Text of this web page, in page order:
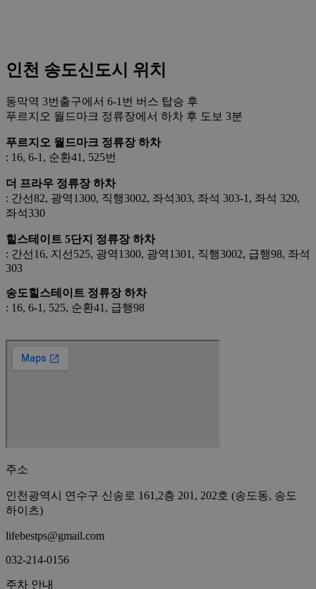
인천 송도신도시 위치
동막역 3번출구에서 6-1번 버스 탑승 후
푸르지오 월드마크 정류장에서 하차 후 도보 3분
푸르지오 월드마크 정류장 하차
: 16, 6-1, 순환41, 525번
더 프라우 정류장 하차
: 간선82, 광역1300, 직행3002, 좌석303, 좌석 303-1, 좌석 320,
좌석330
힐스테이트 5단지 정류장 하차
: 간선16, 지선525, 광역1300, 광역1301, 직행3002, 급행98, 좌석
303
송도힐스테이트 정류장 하차
: 16, 6-1, 525, 순환41, 급행98
주소
인천광역시 연수구 신송로 161,2층 201, 202호 (송도동, 송도
하이츠)
lifebestps@gmail.com
032-214-0156
주차 안내